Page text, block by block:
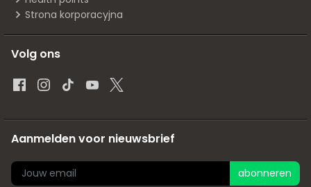
Strona korporacyjna
Volg ons
Aanmelden voor nieuwsbrief
abonneren